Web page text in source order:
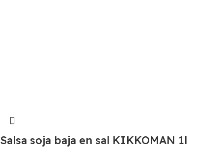
Salsa soja baja en sal KIKKOMAN 1l